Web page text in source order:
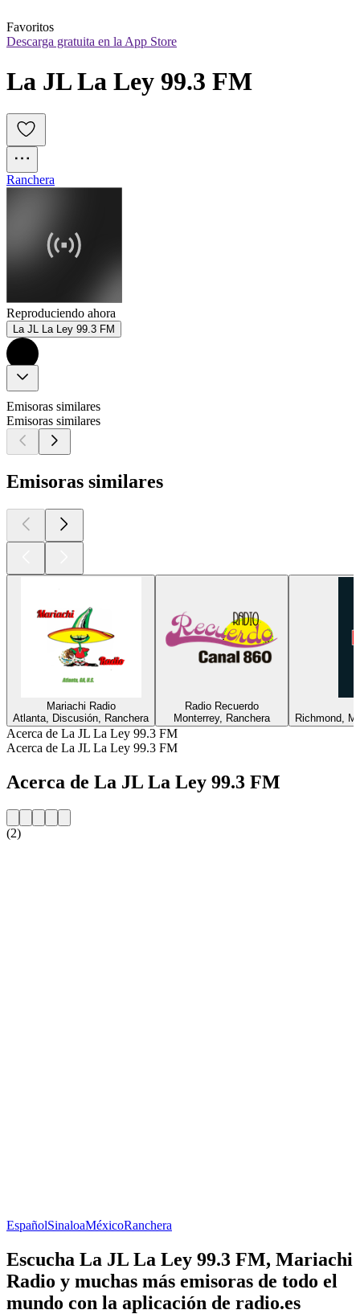
Favoritos
Descarga gratuita en la App Store
La JL La Ley 99.3 FM
Ranchera
Reproduciendo ahora
La JL La Ley 99.3 FM
Emisoras similares
Emisoras similares
Emisoras similares
Mariachi Radio
Atlanta, Discusión, Ranchera
Radio Recuerdo
Monterrey, Ranchera
Richmond,
Acerca de La JL La Ley 99.3 FM
Acerca de La JL La Ley 99.3 FM
Acerca de La JL La Ley 99.3 FM
(2)
EspañolSinaloaMéxicoRanchera
Escucha La JL La Ley 99.3 FM, Mariachi
Radio y muchas más emisoras de todo el
mundo con la aplicación de radio.es